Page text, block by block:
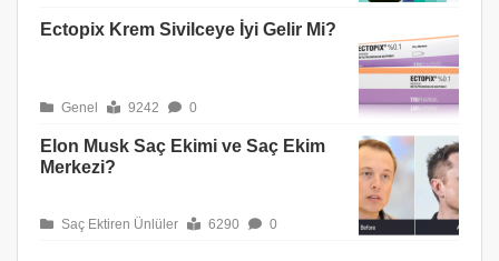
Ectopix Krem Sivilceye İyi Gelir Mi?
Genel 9242 0
Elon Musk Saç Ekimi ve Saç Ekim
Merkezi?
Saç Ektiren Ünlüler 6290 0